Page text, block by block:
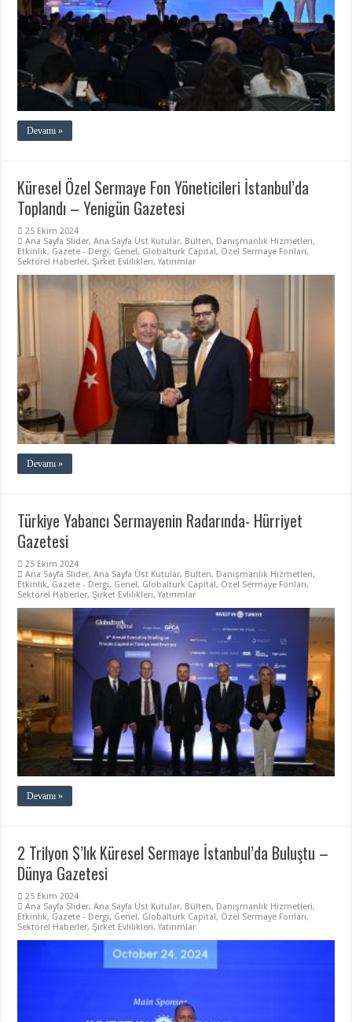
Devamı »
Küresel Özel Sermaye Fon Yöneticileri İstanbul’da
Toplandı – Yenigün Gazetesi
25 Ekim 2024
Ana Sayfa Slider,Ana Sayfa Üst Kutular, Bülten, Danışmanlık Hizmetleri,
Etkinlik, Gazete - Dergi, Genel, Globalturk Capital, Özel Sermaye Fonları,
Sektörel Haberler,Şirket Evlilikleri,Yatırımlar
Devamı »
Türkiye Yabancı Sermayenin Radarında- Hürriyet
Gazetesi
25 Ekim 2024
Ana Sayfa Slider,Ana Sayfa Üst Kutular, Bülten, Danışmanlık Hizmetleri,
Etkinlik, Gazete - Dergi, Genel, Globalturk Capital, Özel Sermaye Fonları,
Sektörel Haberler,Şirket Evlilikleri,Yatırımlar
Devamı »
2 Trilyon $’lık Küresel Sermaye İstanbul’da Buluştu –
Dünya Gazetesi
25 Ekim 2024
Ana Sayfa Slider,Ana Sayfa Üst Kutular, Bülten, Danışmanlık Hizmetleri,
Etkinlik, Gazete - Dergi, Genel, Globalturk Capital, Özel Sermaye Fonları,
Sektörel Haberler,Şirket Evlilikleri,Yatırımlar